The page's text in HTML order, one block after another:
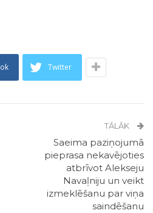
Twitter
TĀLĀK
Saeima paziņojumā
pieprasa nekavējoties
atbrīvot Alekseju
Navaļniju un veikt
izmeklēšanu par viņa
saindēšanu